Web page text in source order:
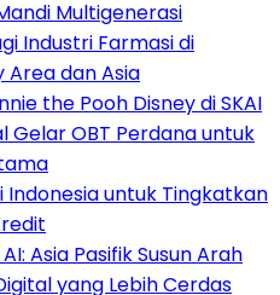
Multigenerasi
Industri Farmasi di
Area dan Asia
the Pooh Disney di SKAI
Gelar OBT Perdana untuk
Indonesia untuk Tingkatkan
Asia Pasifik Susun Arah
yang Lebih Cerdas